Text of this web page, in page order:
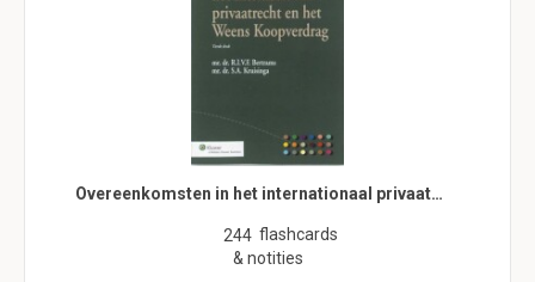
Overeenkomsten in het internationaal privaat…
244 flashcards
& notities